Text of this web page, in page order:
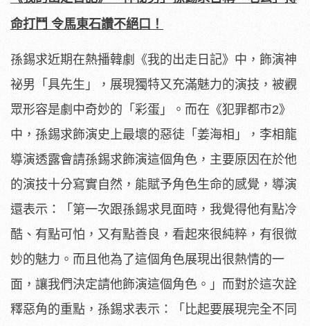
命打鬥 令馬東石讚不絕口！
孫錫求近期在熱播韓劇《我的出走日記》中，飾演神
祕男「具先生」
，展現獨特又充滿魅力的演技，被觀
眾形容是劇中奇妙的「彩蛋」。 而在《犯罪都市2》
中，孫錫求飾演史上最壞的惡徒「姜海相」， 李相龍
導演透露會請孫錫求飾演這個角色， 主要原因在於他
的演技十分寫實自然，能賦予角色生命的感覺， 導演
還表示：「第一次跟孫錫求見面時，我覺得他有點冷
酷、 有點可怕，又有點善良，看起來很純粹，有很微
妙的魅力。 而且他為了這個角色展現出很熱情的一
面， 讓我們決定請他飾演這個角色。」而對於這次詮
釋惡角的重點， 孫錫求表示：「比起要展現完全不同